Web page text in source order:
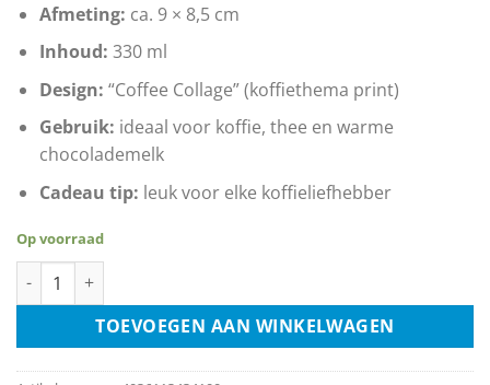
Afmeting: ca. 9 × 8,5 cm
Inhoud: 330 ml
Design: “Coffee Collage” (koffiethema print)
Gebruik: ideaal voor koffie, thee en warme
chocolademelk
Cadeau tip: leuk voor elke koffieliefhebber
Op voorraad
Koffiemok - Coffee Collage aantal
TOEVOEGEN AAN WINKELWAGEN